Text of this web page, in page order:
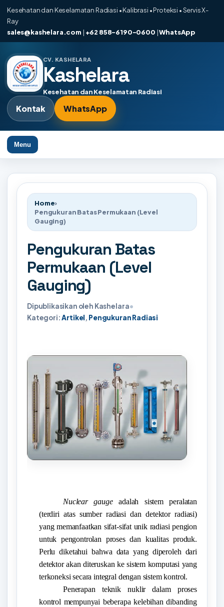
Kesehatan dan Keselamatan Radiasi • Kalibrasi • Proteksi • Servis X-
Ray
sales@kashelara.com | +62 858-6190-0600 |WhatsApp
CV. KASHELARA
Kashelara
Kesehatan dan Keselamatan Radiasi
Kontak WhatsApp
Menu
Home›
Pengukuran Batas Permukaan (Level
Gauging)
Pengukuran Batas
Permukaan (Level
Gauging)
Dipublikasikan oleh Kashelara•
Kategori:Artikel, Pengukuran Radiasi
Nuclear gaugeadalah sistem peralatan
(terdiri atas sumber radiasi dan detektor radiasi)
yang memanfaatkan sifat-sifat unik radiasi pengion
untuk pengontrolan proses dan kualitas produk.
Perlu diketahui bahwa data yang diperoleh dari
detektor akan diteruskan ke sistem komputasi yang
terkoneksi secara integral dengan sistem kontrol.
Penerapan teknik nuklir dalam proses
kontrol mempunyai beberapa kelebihan dibanding